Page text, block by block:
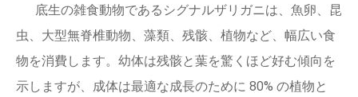
底生の雑食動物であるシグナルザリガニは、魚卵、昆
虫、大型無脊椎動物、藻類、残骸、植物など、幅広い食
物を消費します。幼体は残骸と葉を驚くほど好む傾向を
示しますが、成体は最適な成長のために 80% の植物と